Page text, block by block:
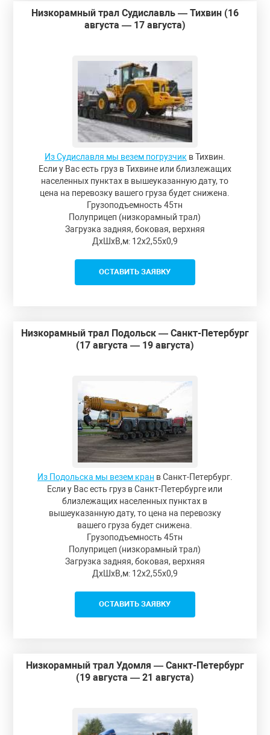
Низкорамный трал Судиславль — Тихвин (16
августа — 17 августа)
Из Судиславля мы везем погрузчикв Тихвин.
Если у Вас есть груз в Тихвине или близлежащих
населенных пунктах в вышеуказанную дату, то
цена на перевозку вашего груза будет снижена.
Грузоподъемность 45тн
Полуприцеп (низкорамный трал)
Загрузка задняя, боковая, верхняя
ДxШxВ,м: 12x2,55x0,9
ОСТАВИТЬ ЗАЯВКУ
Низкорамный трал Подольск — Санкт-Петербург
(17 августа — 19 августа)
Из Подольска мы везем кран в Санкт-Петербург.
Если у Вас есть груз в Санкт-Петербурге или
близлежащих населенных пунктах в
вышеуказанную дату, то цена на перевозку
вашего груза будет снижена.
Грузоподъемность 45тн
Полуприцеп (низкорамный трал)
Загрузка задняя, боковая, верхняя
ДxШxВ,м: 12x2,55x0,9
ОСТАВИТЬ ЗАЯВКУ
Низкорамный трал Удомля — Санкт-Петербург
(19 августа — 21 августа)